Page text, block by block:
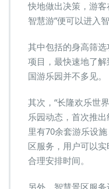
快地做出决策，游
智慧游”便可以进入智
其中包括的身高筛
项目，最快速地了
国游乐园并不多见。
其次，“长隆欢乐世
乐园动态，首次推
里有70余套游乐设
区服务，用户可以
合理安排时间。